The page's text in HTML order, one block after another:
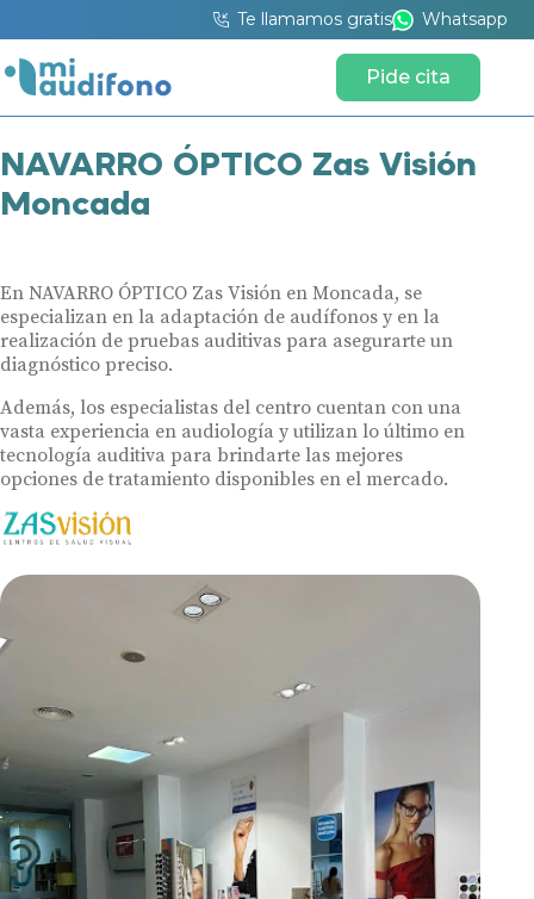
Te llamamos gratis Whatsapp
Pide cita
NAVARRO ÓPTICO Zas Visión
Moncada
En NAVARRO ÓPTICO Zas Visión en Moncada, se
especializan en la adaptación de audífonos y en la
realización de pruebas auditivas para asegurarte un
diagnóstico preciso.
Además, los especialistas del centro cuentan con una
vasta experiencia en audiología y utilizan lo último en
tecnología auditiva para brindarte las mejores
opciones de tratamiento disponibles en el mercado.